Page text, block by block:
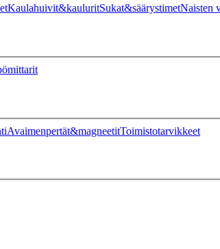
Kaulahuivit&kauluritSukat&säärystimetNaisten
Avaimenpertät&magneetitToimistotarvikkeet